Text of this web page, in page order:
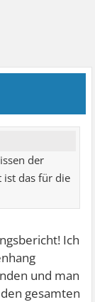
der
ist das für die
Ich
und man
gesamten